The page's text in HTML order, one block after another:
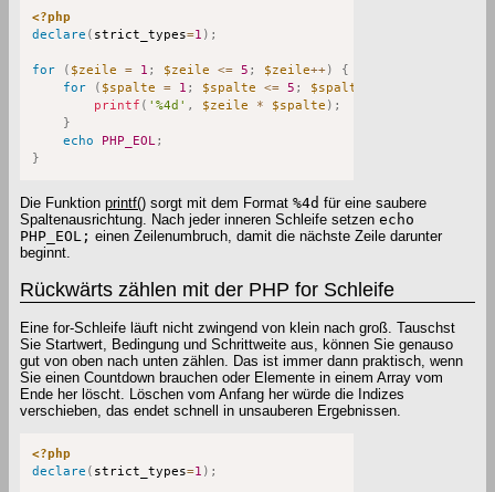
<?php
declare ( strict_types=1 ) ;
for ( $zeile = 1 ; $zeile <= 5 ; $zeile++)
{
for
( $spalte = 1 ; $spalte <= 5 ; $spalte
printf ( '%4d' , $zeile * $spalte ) ;
}
echo
PHP_EOL;
}
Die Funktion printf() sorgt mit dem Format %4d für eine saubere
Spaltenausrichtung. Nach jeder inneren Schleife setzen echo
PHP_EOL; einen Zeilenumbruch, damit die nächste Zeile darunter
beginnt.
Rückwärts zählen mit der PHP for Schleife
Eine for-Schleife läuft nicht zwingend von klein nach groß. Tauschst
Sie Startwert, Bedingung und Schrittweite aus, können Sie genauso
gut von oben nach unten zählen. Das ist immer dann praktisch, wenn
Sie einen Countdown brauchen oder Elemente in einem Array vom
Ende her löscht. Löschen vom Anfang her würde die Indizes
verschieben, das endet schnell in unsauberen Ergebnissen.
<?php
declare ( strict_types=1 ) ;